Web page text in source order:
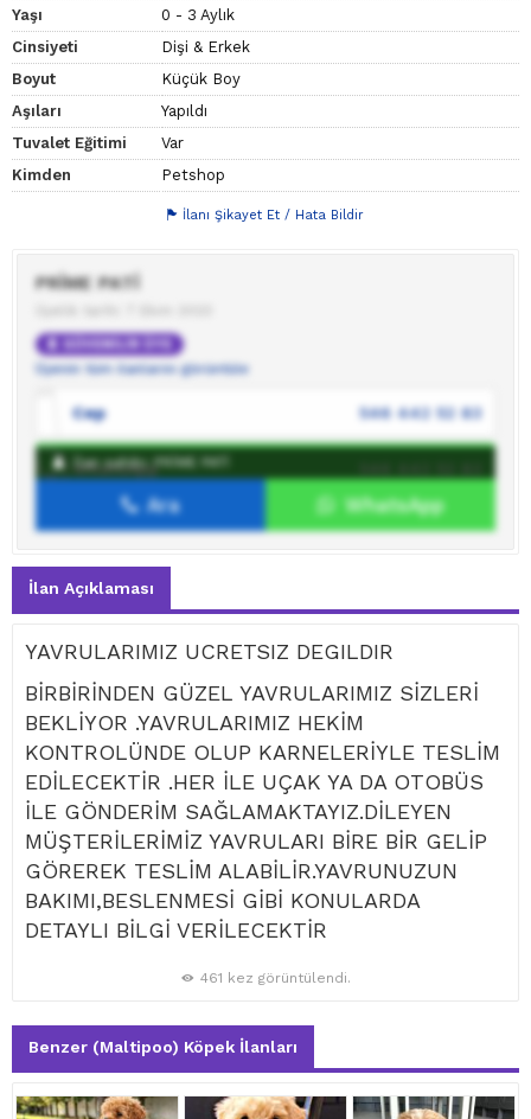
Yaşı
0 - 3 Aylık
Cinsiyeti
Dişi & Erkek
Boyut
Küçük Boy
Aşıları
Yapıldı
Tuvalet Eğitimi
Var
Kimden
Petshop
İlanı Şikayet Et / Hata Bildir
PRİME PATİ
Üyenin tüm ilanlarını görüntüle
Cep 546 442 52 83
WhatsApp
İlan sahibine mesaj gönder
İlan sahibi: PRİME PATİ
Ara WhatsApp
İlan Açıklaması
YAVRULARIMIZ UCRETSIZ DEGILDIR
BİRBİRİNDEN GÜZEL YAVRULARIMIZ SİZLERİ
BEKLİYOR .YAVRULARIMIZ HEKİM
KONTROLÜNDE OLUP KARNELERİYLE TESLİM
EDİLECEKTİR .HER İLE UÇAK YA DA OTOBÜS
İLE GÖNDERİM SAĞLAMAKTAYIZ.DİLEYEN
MÜŞTERİLERİMİZ YAVRULARI BİRE BİR GELİP
GÖREREK TESLİM ALABİLİR.YAVRUNUZUN
BAKIMI,BESLENMESİ GİBİ KONULARDA
DETAYLI BİLGİ VERİLECEKTİR
461 kez görüntülendi.
Benzer (Maltipoo) Köpek İlanları